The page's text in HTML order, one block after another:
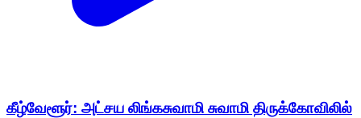
கீழ்வேளூர்: அட்சய லிங்கசுவாமி சுவாமி திருக்கோவிலில்